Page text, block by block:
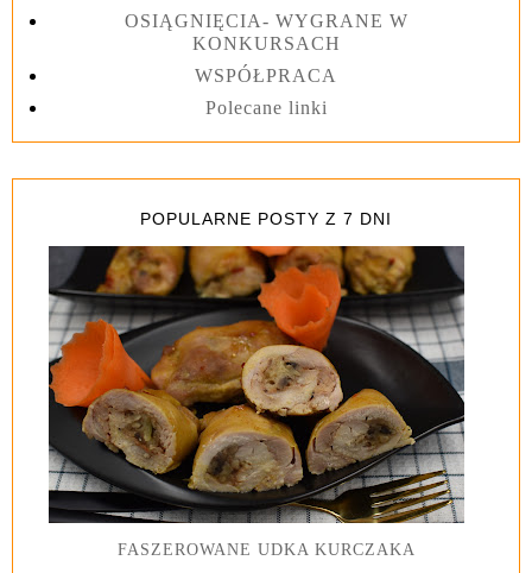
OSIĄGNIĘCIA- WYGRANE W
KONKURSACH
WSPÓŁPRACA
Polecane linki
POPULARNE POSTY Z 7 DNI
FASZEROWANE UDKA KURCZAKA